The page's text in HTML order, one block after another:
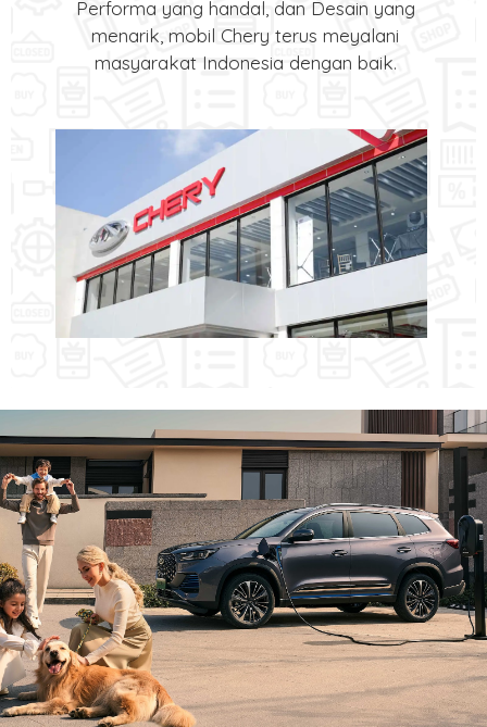
Performa yang handal, dan Desain yang
menarik, mobil Chery terus meyalani
masyarakat Indonesia dengan baik.